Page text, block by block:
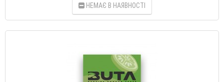
НЕМАЄ В НАЯВНОСТІ